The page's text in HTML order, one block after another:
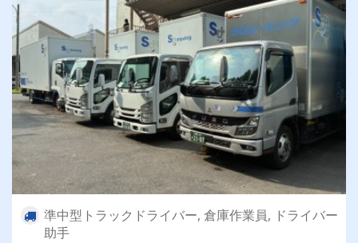
準中型トラックドライバー, 倉庫作業員, ドライバー
助手